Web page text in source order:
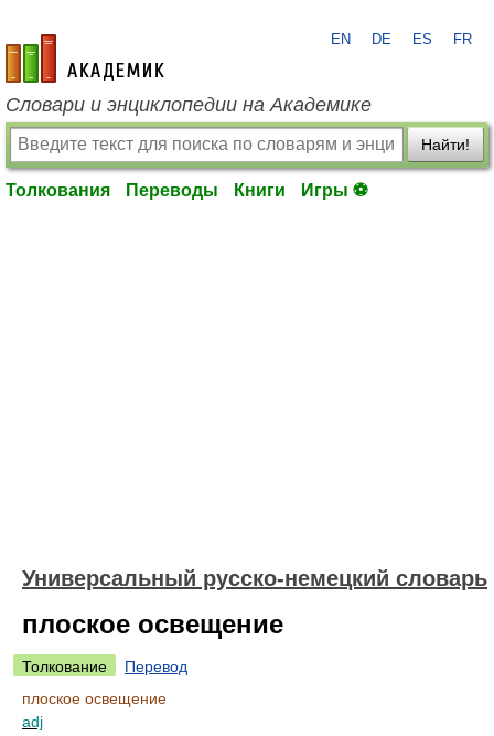
academic.ru
EN DE ES FR
Словари и энциклопедии на Академике
Найти!
Толкования Переводы Книги Игры ⚽
Универсальный русско-немецкий словарь
плоское освещение
Толкование
Перевод
плоское освещение
adj